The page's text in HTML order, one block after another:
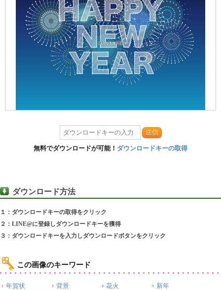
送信
無料でダウンロードが可能！ ダウンロードキーの取得
ダウンロード方法
１：ダウンロードキーの取得をクリック
２：LINE@に登録しダウンロードキーを獲得
３：ダウンロードキーを入力しダウンロードボタンをクリック
この画像のキーワード
年賀状 背景 花火
新年